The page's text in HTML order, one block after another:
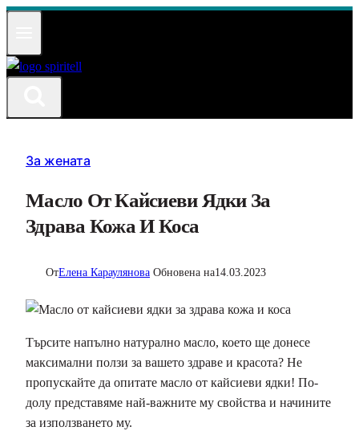
Към
За жената
Масло От Кайсиеви Ядки За
Здрава Кожа И Коса
ОтЕлена Караулянова Обновена на14.03.2023
Търсите напълно натурално масло, което ще донесе
максимални ползи за вашето здраве и красота? Не
пропускайте да опитате масло от кайсиеви ядки! По-
долу представяме най-важните му свойства и начините
за използването му.